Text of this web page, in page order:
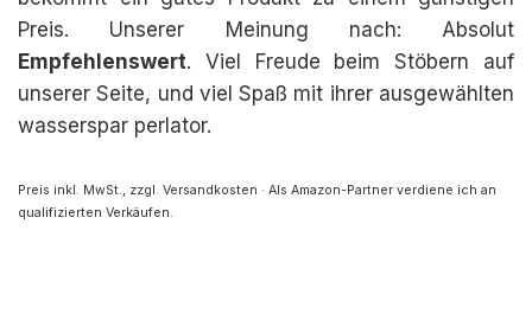
Preis. Unserer Meinung nach: Absolut
Empfehlenswert. Viel Freude beim Stöbern auf
unserer Seite, und viel Spaß mit ihrer ausgewählten
wasserspar perlator.
Preis inkl. MwSt., zzgl. Versandkosten · Als Amazon-Partner verdiene ich an
qualifizierten Verkäufen.